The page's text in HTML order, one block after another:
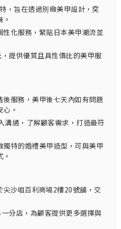
，旨在透過別緻美甲設計，突
性化服務，緊貼日本美甲潮流並
提供優質且具性價比的美甲服
服務，美甲後七天內如有問題
。
溝通，了解顧客需求，打造最符
特的婚禮美甲造型，可與美甲
沙咀百利商場2樓20號舖，交
分店，為顧客提供更多選擇與